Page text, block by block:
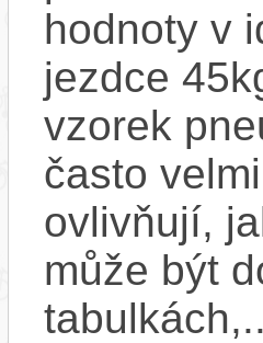
hodnoty v
jezdce
vzorek
často
ovlivňují,
může být